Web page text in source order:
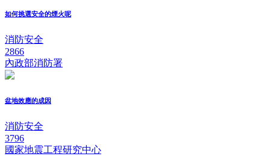
如何挑選安全的煙火呢
消防安全
2866
內政部消防署
盆地效應的成因
消防安全
3796
國家地震工程研究中心